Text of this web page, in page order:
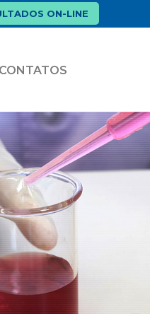
ON-LINE
CONTATOS